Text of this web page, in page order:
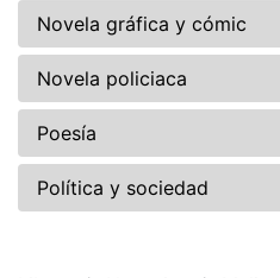
Novela gráfica y cómic
Novela policiaca
Poesía
Política y sociedad